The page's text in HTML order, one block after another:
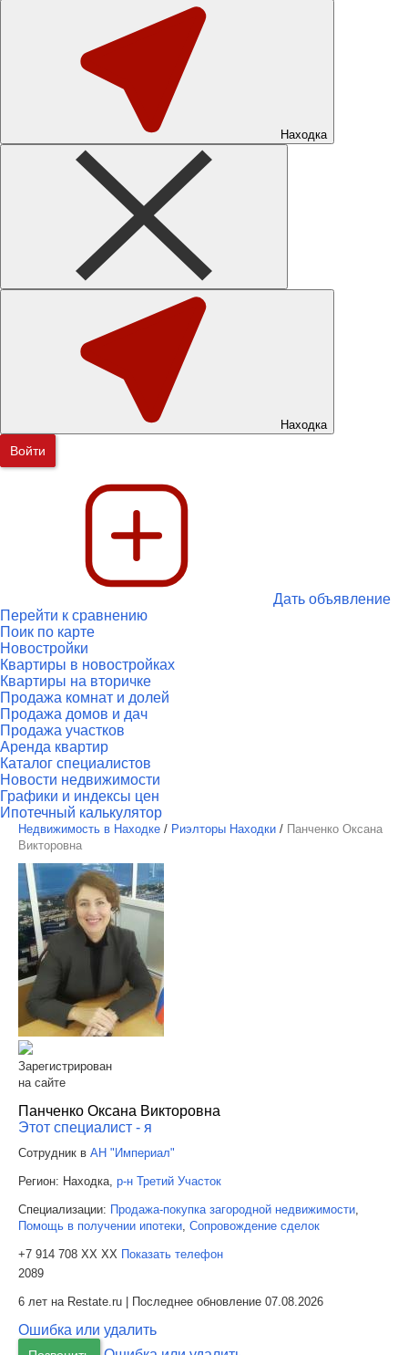
Находка
Находка
Войти
Дать объявление
Перейти к сравнению
Поик по карте
Новостройки
Квартиры в новостройках
Квартиры на вторичке
Продажа комнат и долей
Продажа домов и дач
Продажа участков
Аренда квартир
Каталог специалистов
Новости недвижимости
Графики и индексы цен
Ипотечный калькулятор
Недвижимость в Находке / Риэлторы Находки / Панченко Оксана
Викторовна
Зарегистрирован
на сайте
Панченко Оксана Викторовна
Этот специалист - я
Сотрудник в АН "Империал"
Регион: Находка, р-н Третий Участок
Специализации: Продажа-покупка загородной недвижимости,
Помощь в получении ипотеки, Сопровождение сделок
+7 914 708 XX XX Показать телефон
2089
6 лет на Restate.ru | Последнее обновление 07.08.2026
Ошибка или удалить